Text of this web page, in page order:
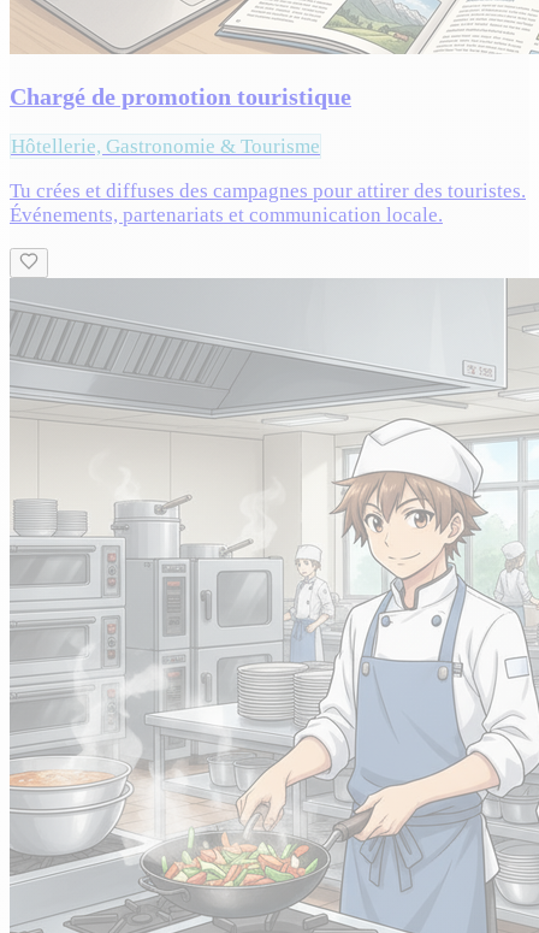
Chargé de promotion touristique
Hôtellerie, Gastronomie & Tourisme
Tu crées et diffuses des campagnes pour attirer des touristes.
Événements, partenariats et communication locale.